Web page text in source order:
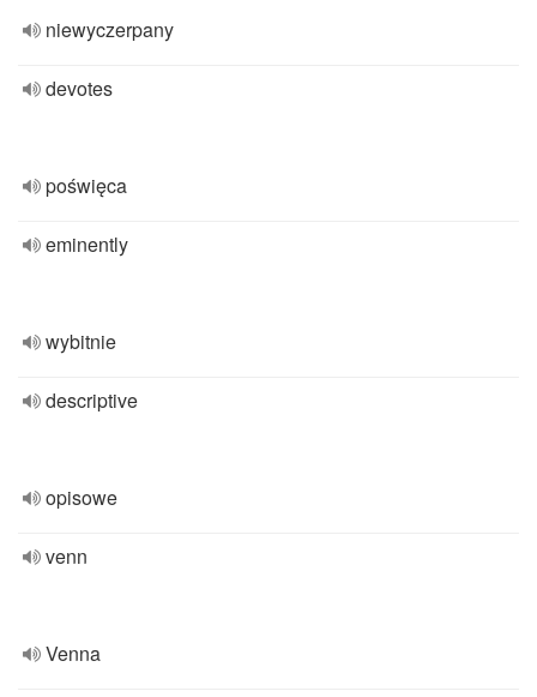
niewyczerpany
devotes
poświęca
eminently
wybitnie
descriptive
opisowe
venn
Venna